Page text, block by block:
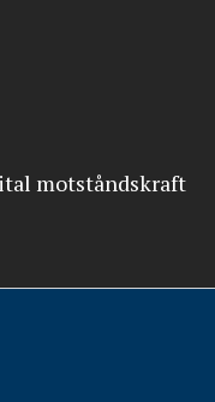
motståndskraft